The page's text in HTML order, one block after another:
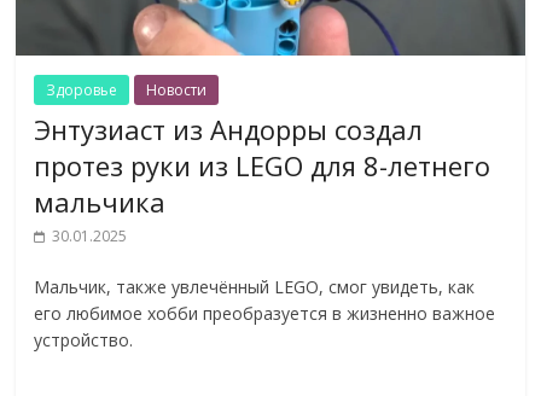
Здоровье Новости
Энтузиаст из Андорры создал
протез руки из LEGO для 8-летнего
мальчика
30.01.2025
Мальчик, также увлечённый LEGO, смог увидеть, как
его любимое хобби преобразуется в жизненно важное
устройство.